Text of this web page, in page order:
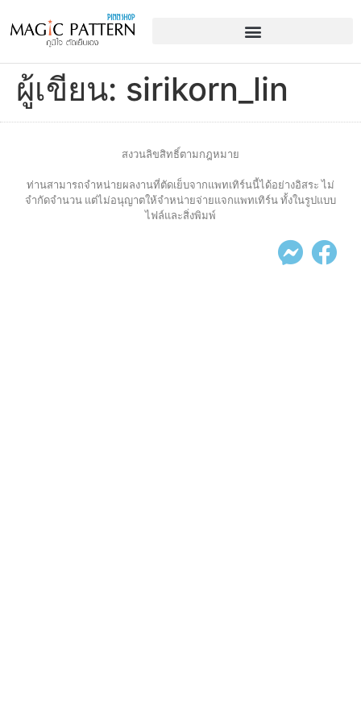
ผู้เขียน: sirikorn_lin
สงวนลิขสิทธิ์ตามกฎหมาย
ท่านสามารถจำหน่ายผลงานที่ตัดเย็บจากแพทเทิร์นนี้ได้อย่างอิสระ ไม่
จำกัดจำนวน แต่ไม่อนุญาตให้จำหน่ายจ่ายแจกแพทเทิร์น ทั้งในรูปแบบ
ไฟล์และสิ่งพิมพ์